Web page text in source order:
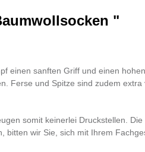
"
einen sanften Griff und einen
Ferse und Spitze sind zudem extra
somit keinerlei Druckstellen.
wir Sie, sich mit Ihrem